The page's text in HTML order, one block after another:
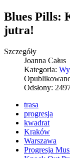
Blues Pills:
jutra!
Szczegóły
Joanna Całus
Kategoria:
Odsłony:
trasa
progresja
kwadrat
Kraków
Warszawa
Progresja